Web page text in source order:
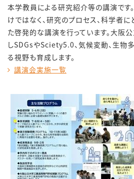
本学教員による研究紹介等の講演です
けではなく、研究のプロセス、科学者
た啓発的な講演を行っています。大阪
しSDGsやSciety5.0、気候変動、生物
る視野も育成します。
講演会実施一覧